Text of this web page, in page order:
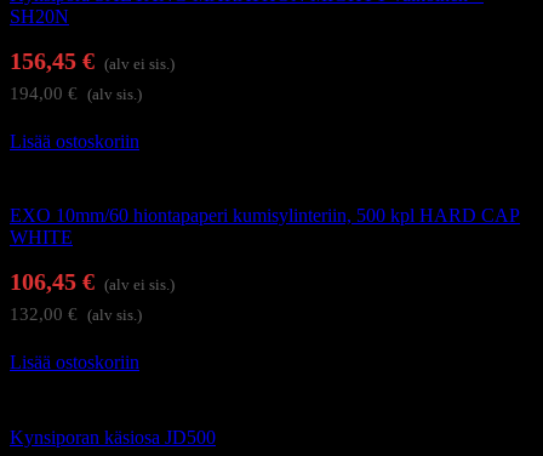
SH20N
156,45 € (alv ei sis.)
194,00 € (alv sis.)
Lisää ostoskoriin
EXO 10mm/60 hiontapaperi kumisylinteriin, 500 kpl HARD CAP
WHITE
106,45 € (alv ei sis.)
132,00 € (alv sis.)
Lisää ostoskoriin
Kynsiporan käsiosa JD500